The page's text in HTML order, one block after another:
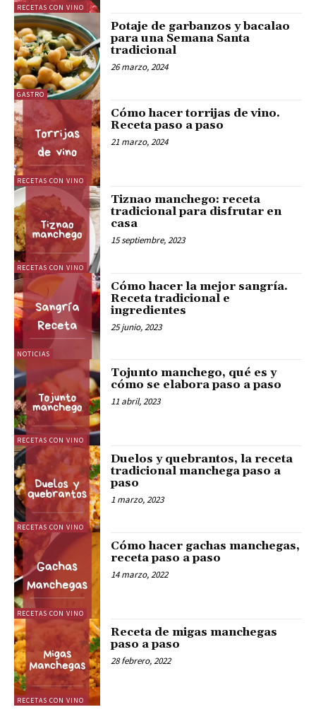
RECETAS CON VINO
GASTRO
Potaje de garbanzos y bacalao
para una Semana Santa
tradicional
26 marzo, 2024
RECETAS CON VINO
Cómo hacer torrijas de vino.
Receta paso a paso
21 marzo, 2024
RECETAS CON VINO
Tiznao manchego: receta
tradicional para disfrutar en
casa
15 septiembre, 2023
NOTICIAS
Cómo hacer la mejor sangría.
Receta tradicional e
ingredientes
25 junio, 2023
RECETAS CON VINO
Tojunto manchego, qué es y
cómo se elabora paso a paso
11 abril, 2023
RECETAS CON VINO
Duelos y quebrantos, la receta
tradicional manchega paso a
paso
1 marzo, 2023
RECETAS CON VINO
Cómo hacer gachas manchegas,
receta paso a paso
14 marzo, 2022
RECETAS CON VINO
Receta de migas manchegas
paso a paso
28 febrero, 2022